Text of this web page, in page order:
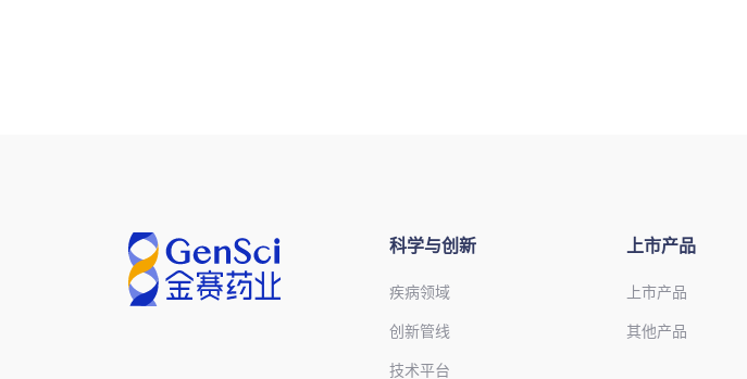
科学与创新
疾病领域
创新管线
技术平台
上市产品
上市产品
其他产品